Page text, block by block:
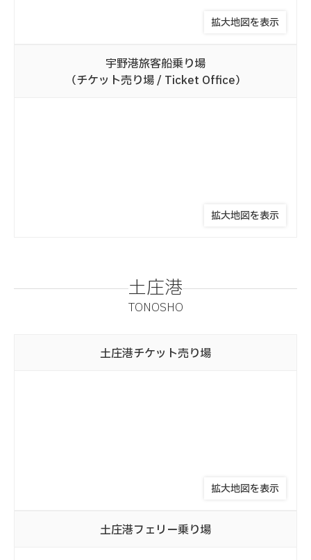
拡大地図を表示
宇野港旅客船乗り場
（チケット売り場 / Ticket Office）
拡大地図を表示
土庄港
TONOSHO
土庄港チケット売り場
拡大地図を表示
土庄港フェリー乗り場